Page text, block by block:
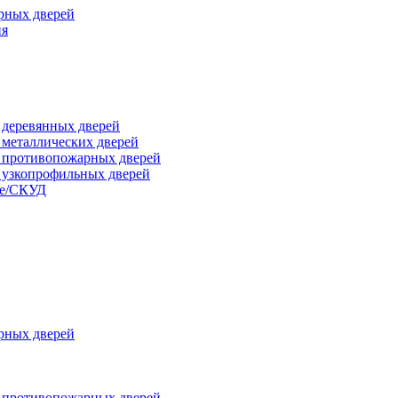
дверей
дверей
дверей
дверей
дверей
СКУД
дверей